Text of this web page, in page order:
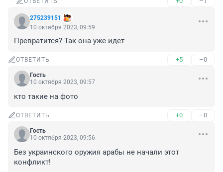
275239151
10 октября 2023, 09:59
Превратится? Так она уже идет
ОТВЕТИТЬ +5 –0
Гость
10 октября 2023, 09:57
кто такие на фото
ОТВЕТИТЬ +0 –0
Гость
10 октября 2023, 09:56
Без украинского оружия арабы не начали этот
конфликт!